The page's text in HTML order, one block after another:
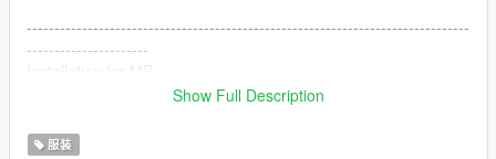
--------------------------------------------------------------------------------
----------------------
mp-m-freemode-01_p
Show Full Description
服装